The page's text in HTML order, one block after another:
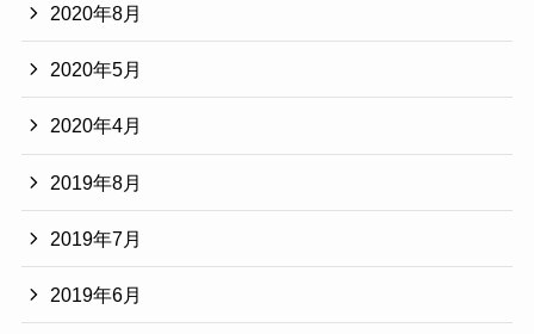
2020年8月
2020年5月
2020年4月
2019年8月
2019年7月
2019年6月